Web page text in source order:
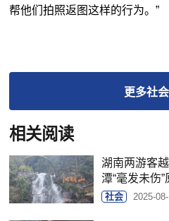
帮他们拍照返图这样的行为。”
更多社会
相关阅读
湖南两游客
潭“毫发未伤
社会 2025-